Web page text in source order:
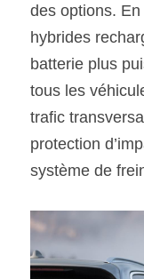
des options.
hybrides
batterie plus
tous les
trafic
protection
système de